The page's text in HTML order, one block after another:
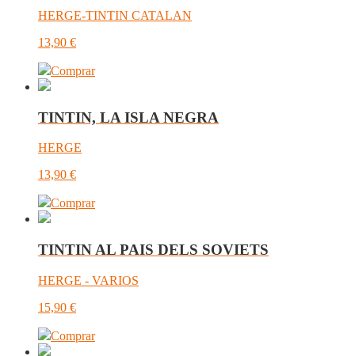
HERGE-TINTIN CATALAN
13,90 €
Comprar
TINTIN, LA ISLA NEGRA
HERGE
13,90 €
Comprar
TINTIN AL PAIS DELS SOVIETS
HERGE - VARIOS
15,90 €
Comprar